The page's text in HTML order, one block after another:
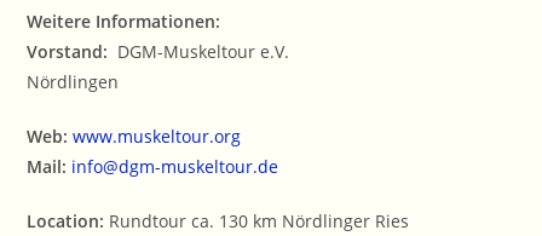
Weitere Informationen:
Vorstand: DGM-Muskeltour e.V.
Nördlingen
Web: www.muskeltour.org
Mail: info@dgm-muskeltour.de
Location: Rundtour ca. 130 km Nördlinger Ries